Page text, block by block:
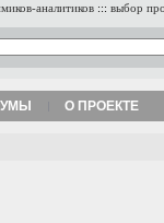
аналитиков ::: выбор
О ПРОЕКТЕ